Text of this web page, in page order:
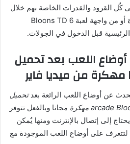
القرود والقدرات الخاصة بهم خلال
الهجمات في الجولة الواحدة أو من واجهة لعبة Bloons TD 6
اللعب بعد تحميل
عن أوضاع اللعب الرائعة بعدتحميل
مجانا وبالفعل تتوفر
إلى إتصال بالإنترنت ومنها يٌمكن
لتتعرف على أوضاع اللعب الموجودة مع